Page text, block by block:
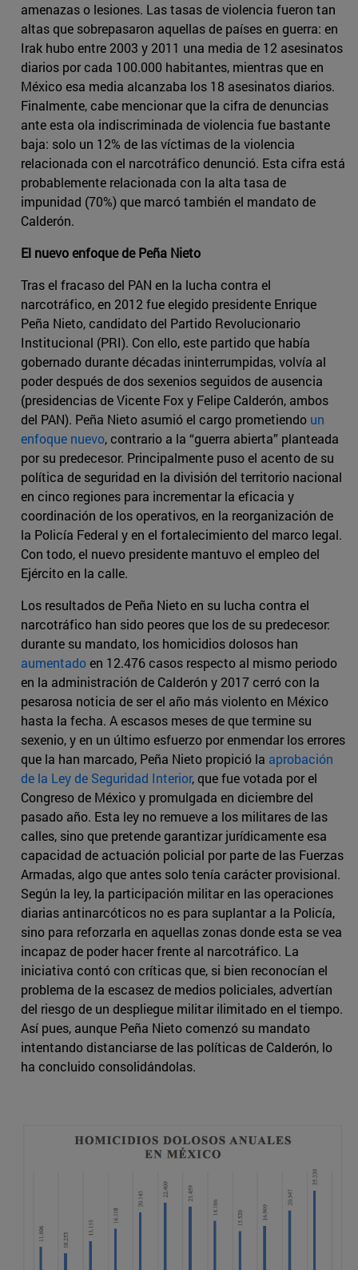
amenazas o lesiones. Las tasas de violencia fueron tan
altas que sobrepasaron aquellas de países en guerra: en
Irak hubo entre 2003 y 2011 una media de 12 asesinatos
diarios por cada 100.000 habitantes, mientras que en
México esa media alcanzaba los 18 asesinatos diarios.
Finalmente, cabe mencionar que la cifra de denuncias
ante esta ola indiscriminada de violencia fue bastante
baja: solo un 12% de las víctimas de la violencia
relacionada con el narcotráfico denunció. Esta cifra está
probablemente relacionada con la alta tasa de
impunidad (70%) que marcó también el mandato de
Calderón.
El nuevo enfoque de Peña Nieto
Tras el fracaso del PAN en la lucha contra el
narcotráfico, en 2012 fue elegido presidente Enrique
Peña Nieto, candidato del Partido Revolucionario
Institucional (PRI). Con ello, este partido que había
gobernado durante décadas ininterrumpidas, volvía al
poder después de dos sexenios seguidos de ausencia
(presidencias de Vicente Fox y Felipe Calderón, ambos
del PAN). Peña Nieto asumió el cargo prometiendo un
enfoque nuevo, contrario a la “guerra abierta” planteada
por su predecesor. Principalmente puso el acento de su
política de seguridad en la división del territorio nacional
en cinco regiones para incrementar la eficacia y
coordinación de los operativos, en la reorganización de
la Policía Federal y en el fortalecimiento del marco legal.
Con todo, el nuevo presidente mantuvo el empleo del
Ejército en la calle.
Los resultados de Peña Nieto en su lucha contra el
narcotráfico han sido peores que los de su predecesor:
durante su mandato, los homicidios dolosos han
aumentadoen 12.476 casos respecto al mismo periodo
en la administración de Calderón y 2017 cerró con la
pesarosa noticia de ser el año más violento en México
hasta la fecha. A escasos meses de que termine su
sexenio, y en un último esfuerzo por enmendar los errores
que la han marcado, Peña Nieto propició la aprobación
de la Ley de Seguridad Interior, que fue votada por el
Congreso de México y promulgada en diciembre del
pasado año. Esta ley no remueve a los militares de las
calles, sino que pretende garantizar jurídicamente esa
capacidad de actuación policial por parte de las Fuerzas
Armadas, algo que antes solo tenía carácter provisional.
Según la ley, la participación militar en las operaciones
diarias antinarcóticos no es para suplantar a la Policía,
sino para reforzarla en aquellas zonas donde esta se vea
incapaz de poder hacer frente al narcotráfico. La
iniciativa contó con críticas que, si bien reconocían el
problema de la escasez de medios policiales, advertían
del riesgo de un despliegue militar ilimitado en el tiempo.
Así pues, aunque Peña Nieto comenzó su mandato
intentando distanciarse de las políticas de Calderón, lo
ha concluido consolidándolas.